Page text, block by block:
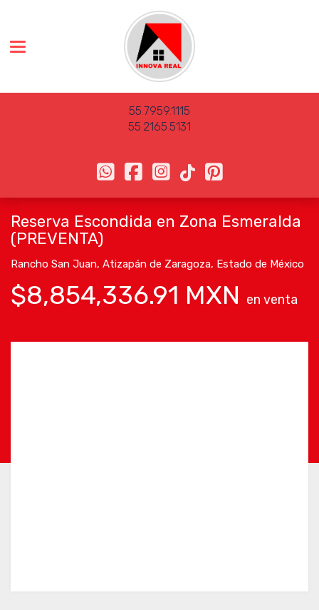
Toggle navigation
55.7959.1115
55.2165.5131
Reserva Escondida en Zona Esmeralda
(PREVENTA)
Rancho San Juan, Atizapán de Zaragoza, Estado de México
$8,854,336.91 MXN en venta